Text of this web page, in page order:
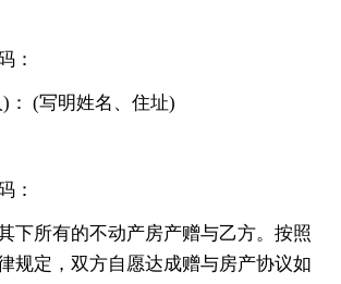
：
： (写明姓名、住址)
：
下所有的不动产房产赠与乙方。按照
规定，双方自愿达成赠与房产协议如